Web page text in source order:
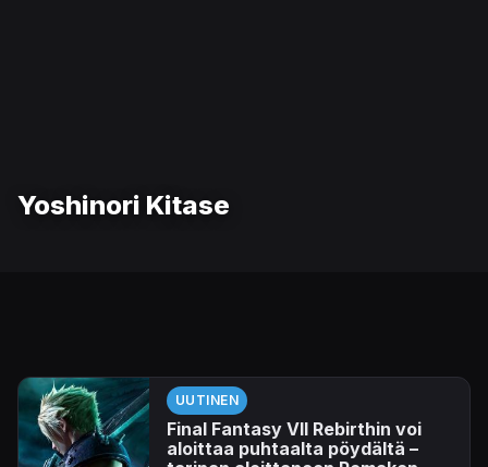
Yoshinori Kitase
UUTINEN
Final Fantasy VII Rebirthin voi
aloittaa puhtaalta pöydältä –